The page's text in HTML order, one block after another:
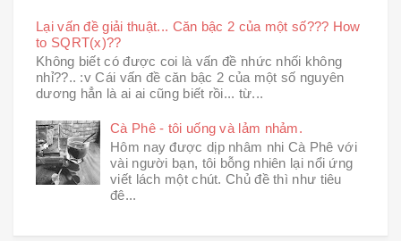
Lại vấn đề giải thuật... Căn bậc 2 của một số??? How
to SQRT(x)??
Không biết có được coi là vấn đề nhức nhối không
nhỉ??.. :v Cái vấn đề căn bậc 2 của một số nguyên
dương hẳn là ai ai cũng biết rồi... từ...
Cà Phê - tôi uống và lảm nhảm.
Hôm nay được dịp nhâm nhi Cà Phê với
vài người bạn, tôi bỗng nhiên lại nổi ứng
viết lách một chút. Chủ đề thì như tiêu
đê...